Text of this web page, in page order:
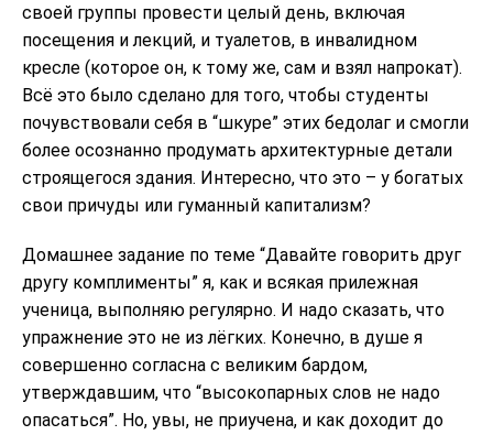
своей группы провести целый день, включая
посещения и лекций, и туалетов, в инвалидном
кресле (которое он, к тому же, сам и взял напрокат).
Всё это было сделано для того, чтобы студенты
почувствовали себя в “шкуре” этих бедолаг и смогли
более осознанно продумать архитектурные детали
строящегося здания. Интересно, что это – у богатых
свои причуды или гуманный капитализм?
Домашнее задание по теме “Давайте говорить друг
другу комплименты” я, как и всякая прилежная
ученица, выполняю регулярно. И надо сказать, что
упражнение это не из лёгких. Конечно, в душе я
совершенно согласна с великим бардом,
утверждавшим, что “высокопарных слов не надо
опасаться”. Но, увы, не приучена, и как доходит до